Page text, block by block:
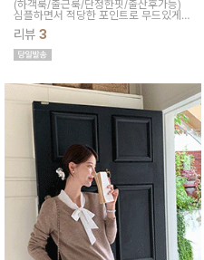
(하객룩/출근룩/단정한핏/출산후가능)
심플하면서 적당한 포인트로 무드있게
입어지는 제작 원피스예요~ 스퀘어넥으
로 우아한 무드를 끌어올려줘요 매끄러
운 터치감으로 장시간 편하게 착용된답
니다
리뷰 3